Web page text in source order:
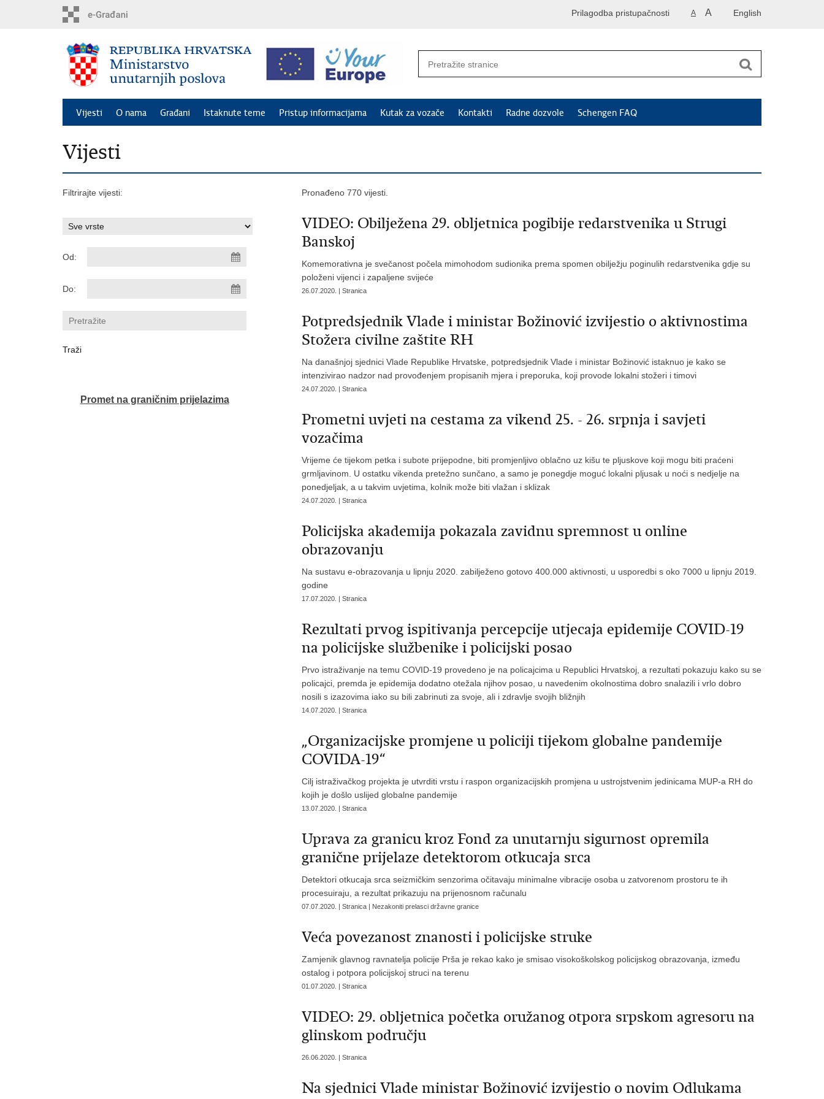
English
A A
Prilagodba pristupačnosti
Vijesti O nama Građani Istaknute teme Pristup informacijama Kutak za vozače Kontakti Radne dozvole Schengen FAQ
Vijesti
Filtrirajte vijesti:
Od:
Do:
Promet na graničnim prijelazima
Pronađeno 770 vijesti.
VIDEO: Obilježena 29. obljetnica pogibije redarstvenika u Strugi
Banskoj
Komemorativna je svečanost počela mimohodom sudionika prema spomen obilježju poginulih redarstvenika gdje su
položeni vijenci i zapaljene svijeće
26.07.2020. | Stranica
Potpredsjednik Vlade i ministar Božinović izvijestio o aktivnostima
Stožera civilne zaštite RH
Na današnjoj sjednici Vlade Republike Hrvatske, potpredsjednik Vlade i ministar Božinović istaknuo je kako se
intenzivirao nadzor nad provođenjem propisanih mjera i preporuka, koji provode lokalni stožeri i timovi
24.07.2020. | Stranica
Prometni uvjeti na cestama za vikend 25. - 26. srpnja i savjeti
vozačima
Vrijeme će tijekom petka i subote prijepodne, biti promjenljivo oblačno uz kišu te pljuskove koji mogu biti praćeni
grmljavinom. U ostatku vikenda pretežno sunčano, a samo je ponegdje moguć lokalni pljusak u noći s nedjelje na
ponedjeljak, a u takvim uvjetima, kolnik može biti vlažan i sklizak
24.07.2020. | Stranica
Policijska akademija pokazala zavidnu spremnost u online
obrazovanju
Na sustavu e-obrazovanja u lipnju 2020. zabilježeno gotovo 400.000 aktivnosti, u usporedbi s oko 7000 u lipnju 2019.
godine
17.07.2020. | Stranica
Rezultati prvog ispitivanja percepcije utjecaja epidemije COVID-19
na policijske službenike i policijski posao
Prvo istraživanje na temu COVID-19 provedeno je na policajcima u Republici Hrvatskoj, a rezultati pokazuju kako su se
policajci, premda je epidemija dodatno otežala njihov posao, u navedenim okolnostima dobro snalazili i vrlo dobro
nosili s izazovima iako su bili zabrinuti za svoje, ali i zdravlje svojih bližnjih
14.07.2020. | Stranica
„Organizacijske promjene u policiji tijekom globalne pandemije
COVIDA-19“
Cilj istraživačkog projekta je utvrditi vrstu i raspon organizacijskih promjena u ustrojstvenim jedinicama MUP-a RH do
kojih je došlo uslijed globalne pandemije
13.07.2020. | Stranica
Uprava za granicu kroz Fond za unutarnju sigurnost opremila
granične prijelaze detektorom otkucaja srca
Detektori otkucaja srca seizmičkim senzorima očitavaju minimalne vibracije osoba u zatvorenom prostoru te ih
procesuiraju, a rezultat prikazuju na prijenosnom računalu
07.07.2020. | Stranica | Nezakoniti prelasci državne granice
Veća povezanost znanosti i policijske struke
Zamjenik glavnog ravnatelja policije Prša je rekao kako je smisao visokoškolskog policijskog obrazovanja, između
ostalog i potpora policijskoj struci na terenu
01.07.2020. | Stranica
VIDEO: 29. obljetnica početka oružanog otpora srpskom agresoru na
glinskom području
26.06.2020. | Stranica
Na sjednici Vlade ministar Božinović izvijestio o novim Odlukama